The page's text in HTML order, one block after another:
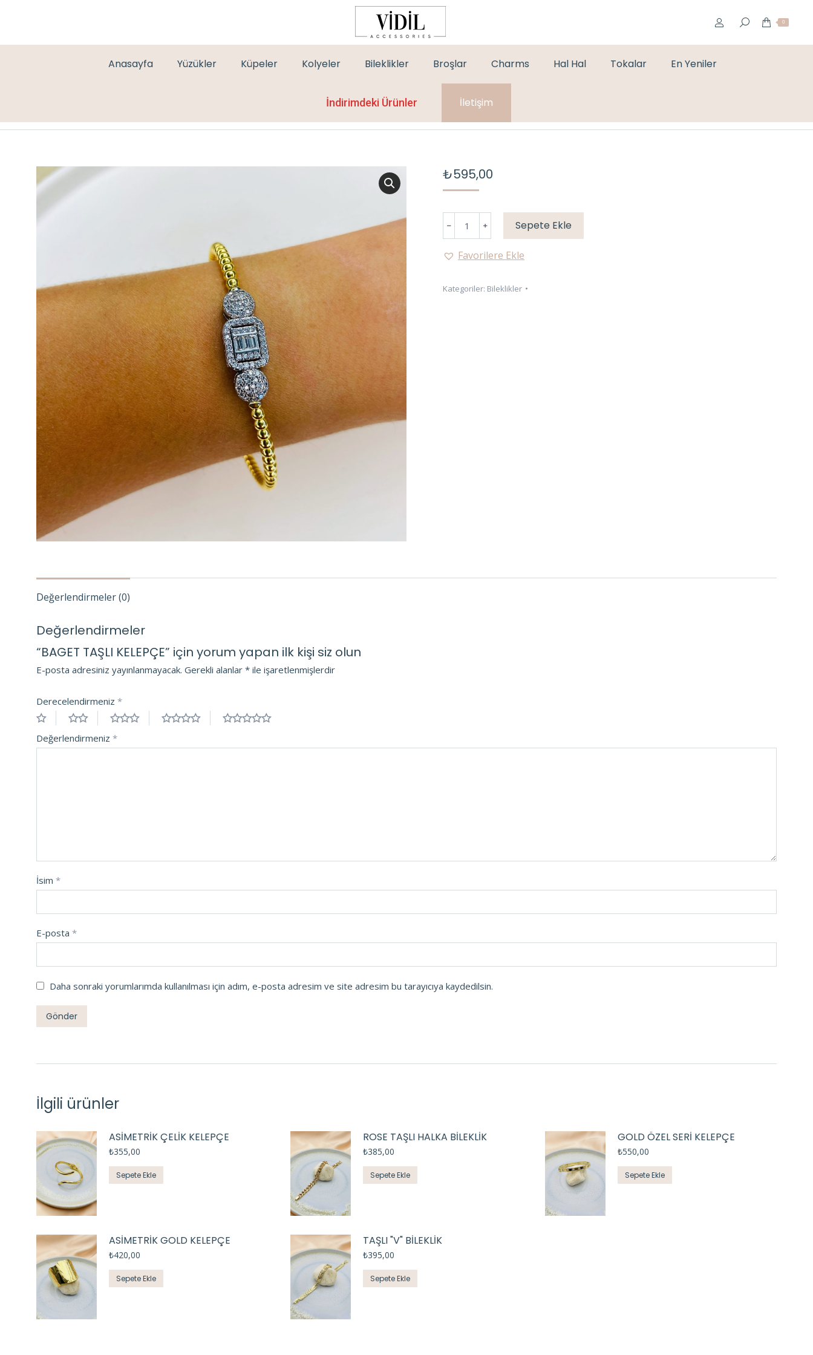
0
Anasayfa Yüzükler Küpeler Kolyeler Bileklikler Broşlar Charms Hal Hal Tokalar En Yeniler
İndirimdeki Ürünler İletişim
₺595,00
TAŞLI
adet
Sepete Ekle
Favorilere Ekle
Kategoriler: Bileklikler
Değerlendirmeler (0)
Değerlendirmeler
“BAGET TAŞLI KELEPÇE” için yorum yapan ilk kişi siz olun
E-posta adresiniz yayınlanmayacak. Gerekli alanlar * ile işaretlenmişlerdir
Derecelendirmeniz *
Değerlendirmeniz *
İsim *
E-posta *
Daha sonraki yorumlarımda kullanılması için adım, e-posta adresim ve site adresim bu tarayıcıya kaydedilsin.
İlgili ürünler
ASİMETRİK ÇELİK KELEPÇE
₺355,00
Sepete Ekle
ROSE TAŞLI HALKA BİLEKLİK
₺385,00
Sepete Ekle
GOLD ÖZEL SERİ KELEPÇE
₺550,00
Sepete Ekle
ASİMETRİK GOLD KELEPÇE
₺420,00
Sepete Ekle
TAŞLI "V" BİLEKLİK
₺395,00
Sepete Ekle